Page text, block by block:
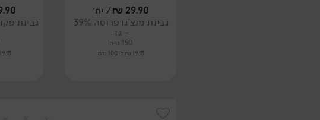
29.90
₪/ יח׳
גבינת מנצ'גו פרוסה 39%
- גד
150 גרם
19.93 ₪ ל-100 גרם 19.93 ₪ ל-100 גרם